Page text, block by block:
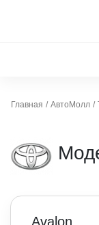
Главная АвтоМолл
Avalon